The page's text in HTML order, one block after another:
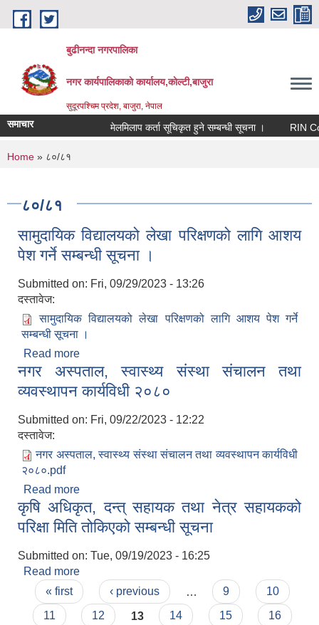
Skip to main content
बुढीनन्दा नगरपालिका
नगर कार्यपालिकाकाे कार्यालय,काेल्टी,बाजुरा
सुदूरपश्चिम प्रदेश, बाजुरा, नेपाल
समाचार मेलमिलाप कर्ता सूचिकृत हुने सम्बन्धी सूचना । RIN
You are here
Home » ८०/८१
८०/८१
सामुदायिक विद्यालयको लेखा परिक्षणको लागि आशय
पेश गर्ने सम्बन्धी सूचना ।
Submitted on: Fri, 09/29/2023 - 13:26
दस्तावेज:
सामुदायिक विद्यालयको लेखा परिक्षणको लागि आशय पेश गर्ने
सम्बन्धी सूचना ।
Read more
पेश गर्ने सम्बन्धी सूचना ।
नगर अस्पताल, स्वास्थ्य संस्था संचालन तथा
व्यवस्थापन कार्यविधी २०८०
Submitted on: Fri, 09/22/2023 - 12:22
दस्तावेज:
नगर अस्पताल, स्वास्थ्य संस्था संचालन तथा व्यवस्थापन कार्यविधी
२०८०.pdf
Read more
व्यवस्थापन कार्यविधी २०८०
कृषि अधिकृत, दन्त् सहायक तथा नेत्र सहायकको
परिक्षा मिति तोकिएको सम्बन्धी सूचना
Submitted on: Tue, 09/19/2023 - 16:25
Read more
परिक्षा मिति तोकिएको सम्बन्धी सूचना
Pages
« first ‹ previous 9
10
11
12 13 14 15
16